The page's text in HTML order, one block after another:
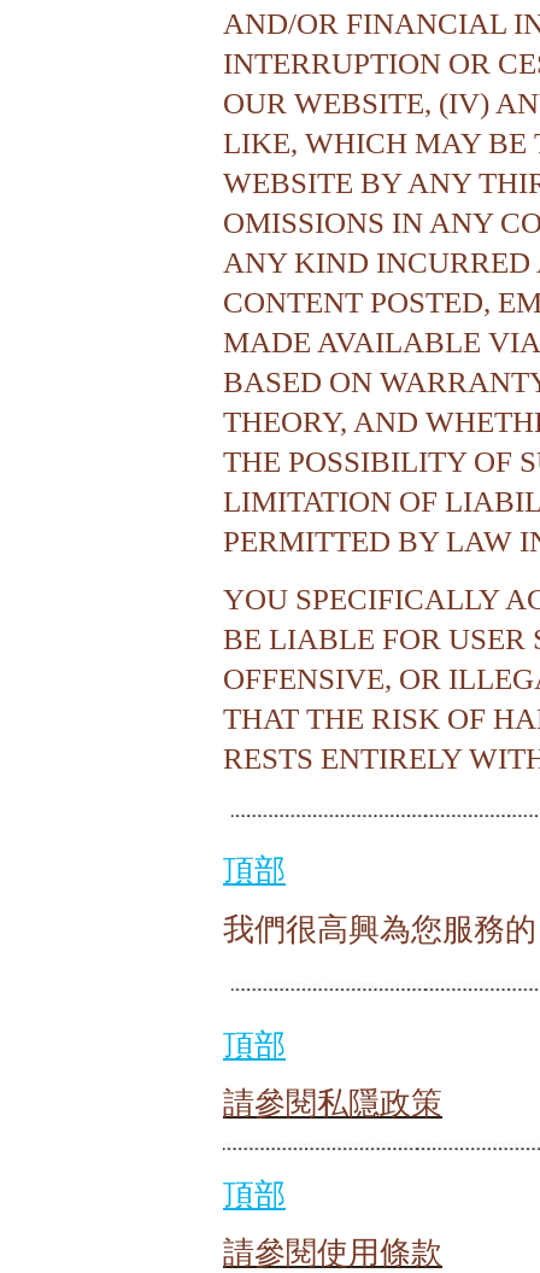
AND/OR FINANCIAL
INTERRUPTION OR
OUR WEBSITE, (IV)
LIKE, WHICH MAY BE
WEBSITE BY ANY
OMISSIONS IN ANY
ANY KIND INCURRED
CONTENT POSTED,
MADE AVAILABLE
BASED ON
THEORY, AND
THE POSSIBILITY OF
LIMITATION OF
PERMITTED BY LAW
YOU SPECIFICALLY
BE LIABLE FOR USER
OFFENSIVE, OR
THAT THE RISK OF
RESTS ENTIRELY
頂部
我們很高興為您服務
頂部
請參閱私隱政策
頂部
請參閱使用條款